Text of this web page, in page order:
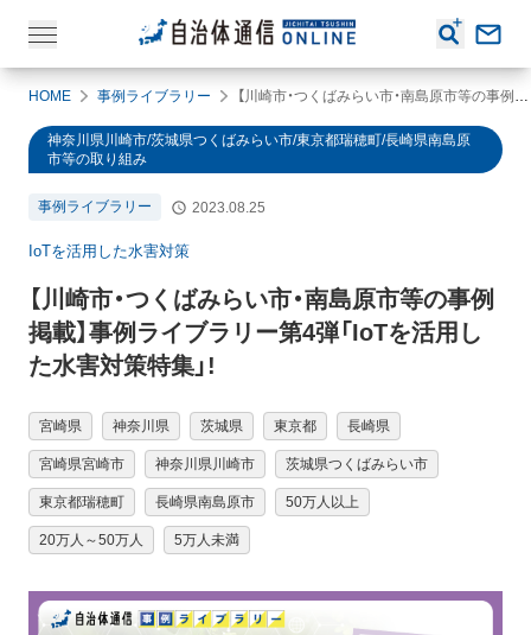
HOME 事例ライブラリー 【川崎市・つくばみらい市・南島原市等の事例掲載】事例ライブラリー第4弾「IoTを活用した水害対策特集」!
神奈川県川崎市/茨城県つくばみらい市/東京都瑞穂町/長崎県南島原
市等の取り組み
事例ライブラリー 2023.08.25
IoTを活用した水害対策
【川崎市・つくばみらい市・南島原市等の事例
掲載】事例ライブラリー第4弾「IoTを活用し
た水害対策特集」!
宮崎県 神奈川県 茨城県 東京都 長崎県
宮崎県宮崎市 神奈川県川崎市 茨城県つくばみらい市
東京都瑞穂町 長崎県南島原市 50万人以上
20万人～50万人 5万人未満